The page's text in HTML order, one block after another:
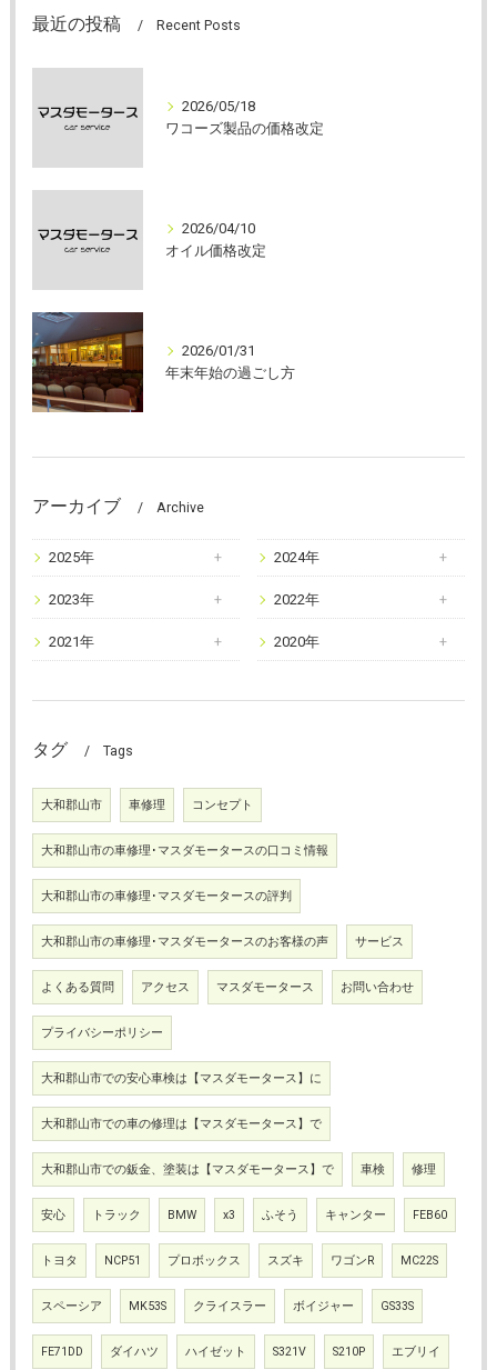
最近の投稿 Recent Posts
2026/05/18
ワコーズ製品の価格改定
2026/04/10
オイル価格改定
2026/01/31
年末年始の過ごし方
アーカイブ Archive
2025年 2024年
2023年 2022年
2021年 2020年
タグ Tags
大和郡山市 車修理 コンセプト
大和郡山市の車修理･マスダモータースの口コミ情報
大和郡山市の車修理･マスダモータースの評判
大和郡山市の車修理･マスダモータースのお客様の声 サービス
よくある質問 アクセス マスダモータース お問い合わせ
プライバシーポリシー
大和郡山市での安心車検は【マスダモータース】に
大和郡山市での車の修理は【マスダモータース】で
大和郡山市での鈑金、塗装は【マスダモータース】で 車検 修理
安心 トラック BMW x3 ふそう キャンター FEB60
トヨタ NCP51 プロボックス スズキ ワゴンR MC22S
スペーシア MK53S クライスラー ボイジャー GS33S
FE71DD ダイハツ ハイゼット S321V S210P エブリイ